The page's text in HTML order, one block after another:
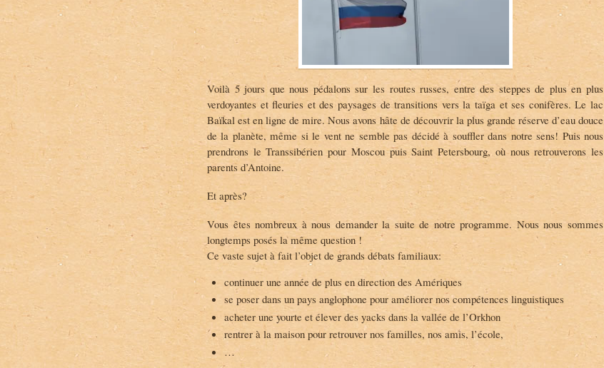
m
s
r
a
Voilà 5 jours que nous pédalons sur les routes russes, entre des steppes de plus en plus
verdoyantes et fleuries et des paysages de transitions vers la taïga et ses conifères. Le lac
Baïkal est en ligne de mire. Nous avons hâte de découvrir la plus grande réserve d’eau douce
de la planète, même si le vent ne semble pas décidé à souffler dans notre sens! Puis nous
prendrons le Transsibérien pour Moscou puis Saint Petersbourg, où nous retrouverons les
parents d’Antoine.
Et après?
Vous êtes nombreux à nous demander la suite de notre programme. Nous nous sommes
longtemps posés la même question !
Ce vaste sujet à fait l’objet de grands débats familiaux:
continuer une année de plus en direction des Amériques
se poser dans un pays anglophone pour améliorer nos compétences linguistiques
acheter une yourte et élever des yacks dans la vallée de l’Orkhon
rentrer à la maison pour retrouver nos familles, nos amis, l’école,
…